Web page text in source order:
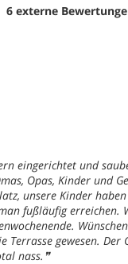
6 externe
eingerichtet und
Opas, Kinder und
unsere Kinder
fußläufig erreichen.
Terrasse gewesen.
nass.